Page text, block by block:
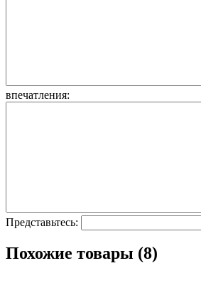
впечатления:
Представьтесь:
Похожие товары (8)